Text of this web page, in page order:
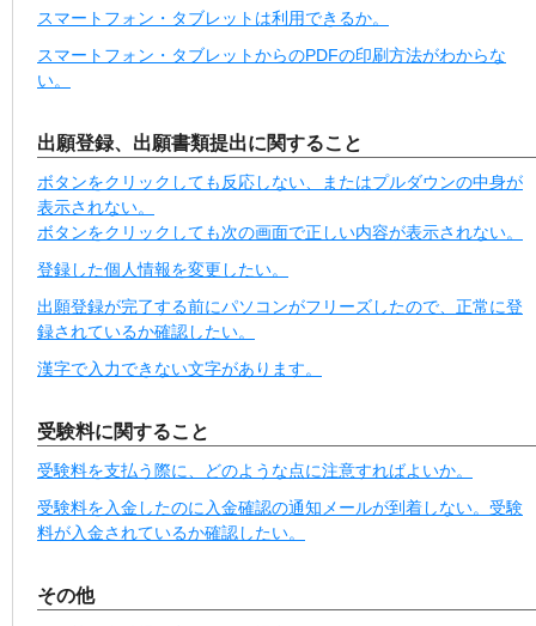
スマートフォン・タブレットは利用できるか。
スマートフォン・タブレットからのPDFの印刷方法がわからな
い。
出願登録、出願書類提出に関すること
ボタンをクリックしても反応しない、またはプルダウンの中身が
表示されない。
ボタンをクリックしても次の画面で正しい内容が表示されない。
登録した個人情報を変更したい。
出願登録が完了する前にパソコンがフリーズしたので、正常に登
録されているか確認したい。
漢字で入力できない文字があります。
受験料に関すること
受験料を支払う際に、どのような点に注意すればよいか。
受験料を入金したのに入金確認の通知メールが到着しない。受験
料が入金されているか確認したい。
その他